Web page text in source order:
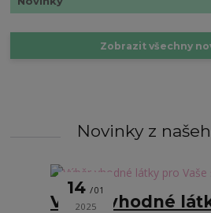
Zobrazit všechny
Novinky z
14 01
2025
Výběr vhodné